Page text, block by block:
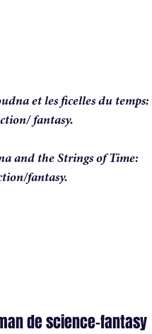
et les ficelles du temps:
fantasy.
and the Strings of Time:
fantasy.
de science-fantasy